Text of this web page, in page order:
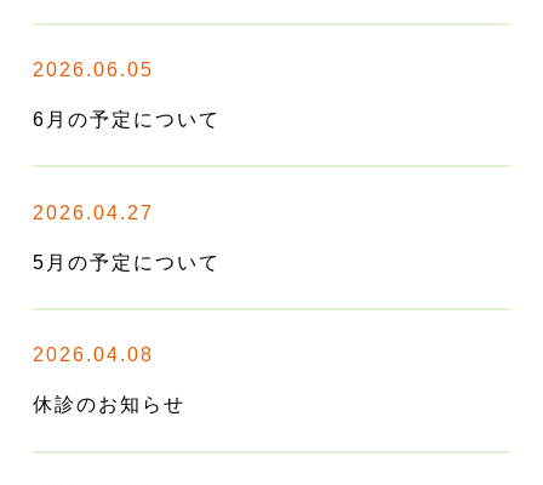
2026.06.05
6月の予定について
2026.04.27
5月の予定について
2026.04.08
休診のお知らせ